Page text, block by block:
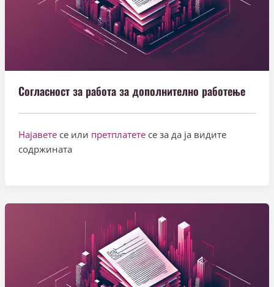
Согласност за работа за дополнително работење
Најавете се или претплатетесе за да ја видите
содржината